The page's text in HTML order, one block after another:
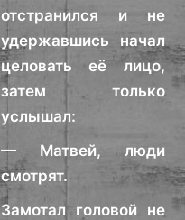
отстранился и не
удержавшись начал
целовать её лицо,
затем только
услышал:
— Матвей, люди
смотрят.
Замотал головой не